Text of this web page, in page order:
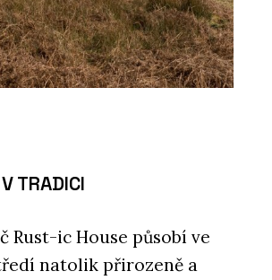
TRADICI
Rust-ic House působí ve
natolik přirozeně a